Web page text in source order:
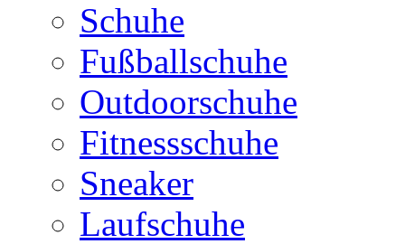
Schuhe
Fußballschuhe
Outdoorschuhe
Fitnessschuhe
Sneaker
Laufschuhe